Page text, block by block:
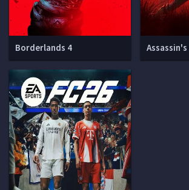
Borderlands 4